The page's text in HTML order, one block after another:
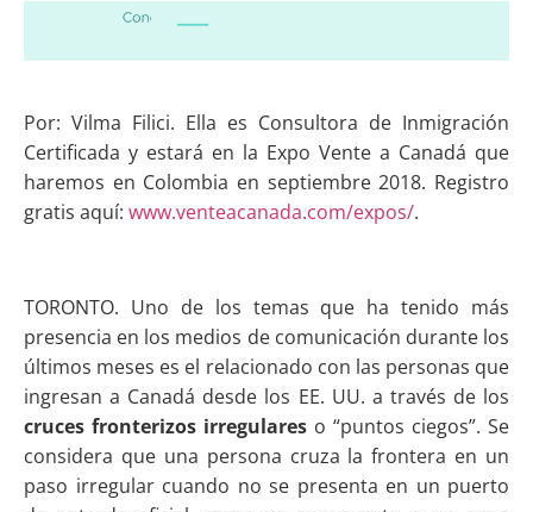
Por: Vilma Filici. Ella es Consultora de Inmigración
Certificada y estará en la Expo Vente a Canadá que
haremos en Colombia en septiembre 2018. Registro
gratis aquí: www.venteacanada.com/expos/.
TORONTO. Uno de los temas que ha tenido más
presencia en los medios de comunicación durante los
últimos meses es el relacionado con las personas que
ingresan a Canadá desde los EE. UU. a través de los
cruces fronterizos irregulares o “puntos ciegos”. Se
considera que una persona cruza la frontera en un
paso irregular cuando no se presenta en un puerto